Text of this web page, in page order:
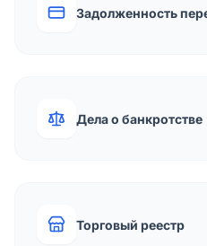
Задолженность
Дела о банкротстве
Торговый реестр